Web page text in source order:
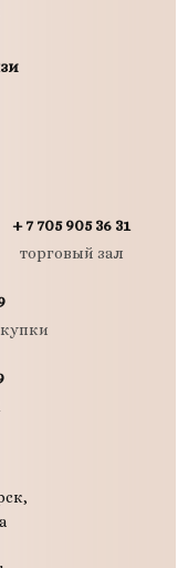
+ 7 705 905 36 31
торговый зал